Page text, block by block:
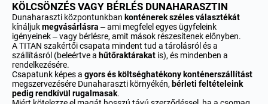
KÖLCSÖNZÉS VAGY BÉRLÉS DUNAHARASZTIN
Dunaharaszti központunkban konténerek széles választékát
kínáljukmegvásárlásra – ami megfelel egyes ügyfeleink
igényeinek – vagy bérlésre, amit mások részesítenek előnyben.
A TITAN szakértői csapata mindent tud a tárolásról és a
szállításról (beleértve a hűtőraktárakat is), és mindenben a
rendelkezésére.
Csapatunk képes a gyors és költséghatékony konténerszállítást
megszervezésére Dunaharaszti környékén, bérleti feltételeink
pedig rendkívül rugalmasak.